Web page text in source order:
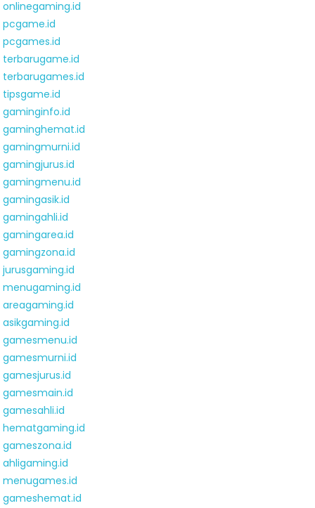
onlinegaming.id
pcgame.id
pcgames.id
terbarugame.id
terbarugames.id
tipsgame.id
gaminginfo.id
gaminghemat.id
gamingmurni.id
gamingjurus.id
gamingmenu.id
gamingasik.id
gamingahli.id
gamingarea.id
gamingzona.id
jurusgaming.id
menugaming.id
areagaming.id
asikgaming.id
gamesmenu.id
gamesmurni.id
gamesjurus.id
gamesmain.id
gamesahli.id
hematgaming.id
gameszona.id
ahligaming.id
menugames.id
gameshemat.id